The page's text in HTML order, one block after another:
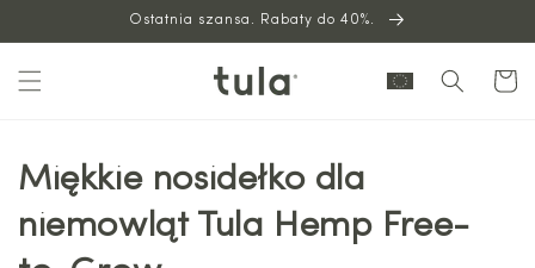
Ostatnia szansa. Rabaty do 40%.
Wózek
Miękkie nosidełko dla
niemowląt Tula Hemp Free-